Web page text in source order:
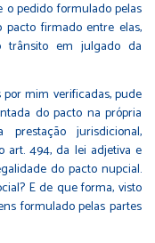
o pedido formulado pelas
firmado entre elas,
trânsito em julgado da
mim verificadas, pude
do pacto na própria
jurisdicional,
art. 494, da lei adjetiva e
do pacto nupcial.
E de que forma, visto
formulado pelas partes